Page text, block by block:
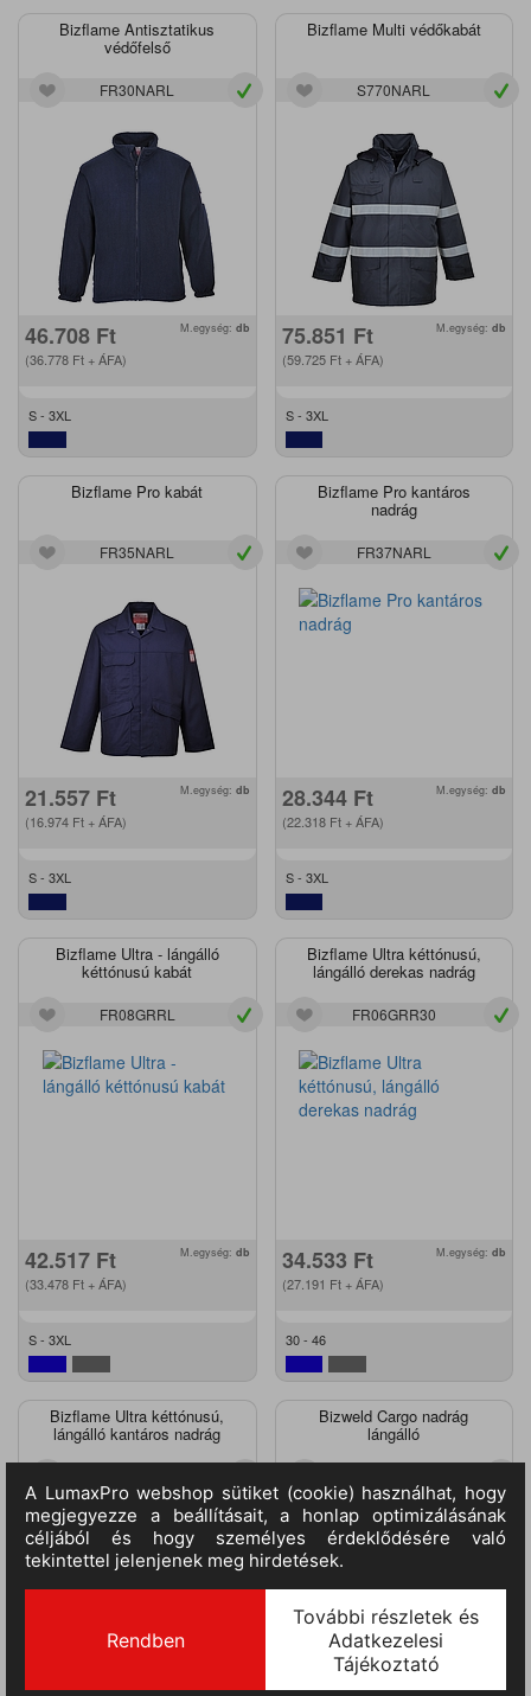
Bizflame Antisztatikus
védőfelső
FR30NARL
46.708 Ft
(36.778 Ft + ÁFA)
M.egység: db
S - 3XL
Bizflame Multi védőkabát
S770NARL
75.851 Ft
(59.725 Ft+ ÁFA)
M.egység: db
S - 3XL
Bizflame Pro kabát
FR35NARL
21.557 Ft
(16.974 Ft + ÁFA)
M.egység: db
S - 3XL
Bizflame Pro kantáros
nadrág
FR37NARL
28.344 Ft
(22.318 Ft+ ÁFA)
M.egység: db
S - 3XL
Bizflame Ultra - lángálló
kéttónusú kabát
FR08GRRL
42.517 Ft
(33.478 Ft + ÁFA)
M.egység: db
S - 3XL
Bizflame Ultra kéttónusú,
lángálló derekas nadrág
FR06GRR30
34.533 Ft
(27.191 Ft+ ÁFA)
M.egység: db
30 - 46
Bizflame Ultra kéttónusú,
lángálló kantáros nadrág
Bizweld Cargo nadrág
lángálló